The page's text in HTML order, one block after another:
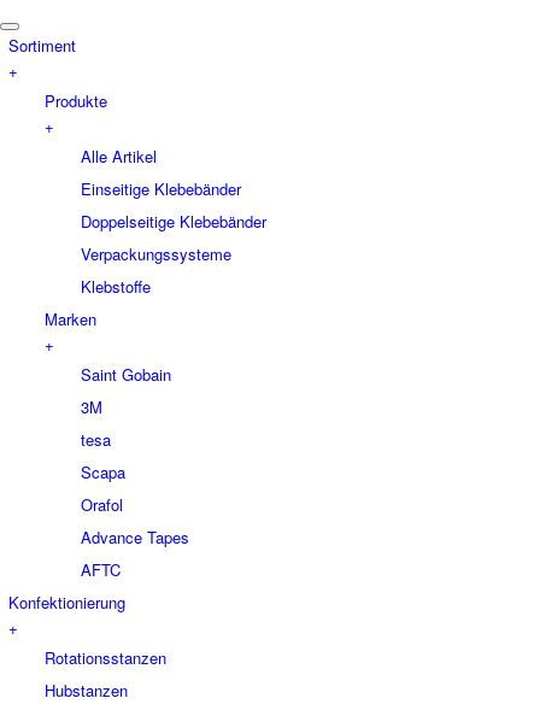
Sortiment
+
Produkte
+
Alle Artikel
Einseitige Klebebänder
Doppelseitige Klebebänder
Verpackungssysteme
Klebstoffe
Marken
+
Saint Gobain
3M
tesa
Scapa
Orafol
Advance Tapes
AFTC
Konfektionierung
+
Rotationsstanzen
Hubstanzen